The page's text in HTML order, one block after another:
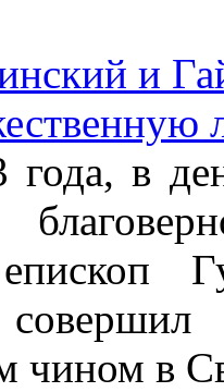
и
в
чином в